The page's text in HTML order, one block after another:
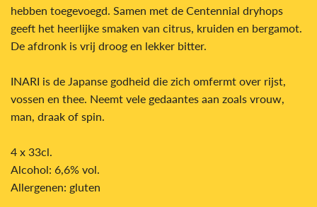
hebben toegevoegd. Samen met de Centennial dryhops
geeft het heerlijke smaken van citrus, kruiden en bergamot.
De afdronk is vrij droog en lekker bitter.
INARI is de Japanse godheid die zich omfermt over rijst,
vossen en thee. Neemt vele gedaantes aan zoals vrouw,
man, draak of spin.
4 x 33cl.
Alcohol: 6,6% vol.
Allergenen: gluten